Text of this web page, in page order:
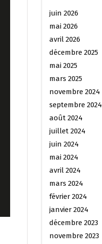
juin 2026
mai 2026
avril 2026
décembre 2025
mai 2025
mars 2025
novembre 2024
septembre 2024
août 2024
juillet 2024
juin 2024
mai 2024
avril 2024
mars 2024
février 2024
janvier 2024
décembre 2023
novembre 2023